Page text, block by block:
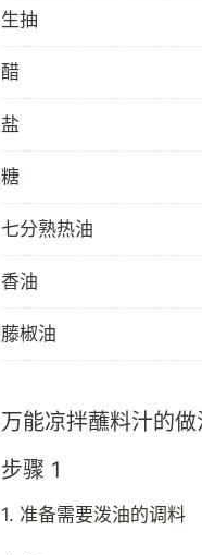
生抽
醋
盐
糖
七分熟热油
香油
藤椒油
万能凉拌蘸料汁的做
步骤 1
1. 准备需要泼油的调料